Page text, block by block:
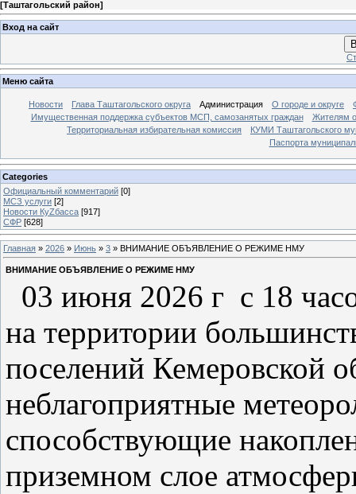
[Таштагольский район]
Вход на сайт
Меню сайта
Новости Глава Таштагольского округа Администрация О городе и округе
Имущественная поддержка субъектов МСП, самозанятых граждан
Жителям
Территориальная избирательная комиссия
КУМИ Таштагольского
Паспорта
Categories
Официальный комментарий [0]
МСЗ услуги [2]
Новости КуZбасса [917]
СФР [628]
Главная » 2026 » Июнь » 3 » ВНИМАНИЕ ОБЪЯВЛЕНИЕ О РЕЖИМЕ НМУ
ВНИМАНИЕ ОБЪЯВЛЕНИЕ О РЕЖИМЕ НМУ
03 июня 2026 г с 18
на территории
поселений Кемеровской
неблагоприятные
способствующие
приземном слое